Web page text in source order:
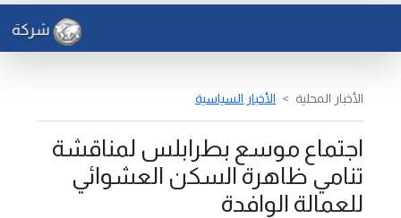
شركة
الأخبار المحلية الأخبار السياسية
اجتماع موسع بطرابلس لمناقشة
تنامي ظاهرة السكن العشوائي
للعمالة الوافدة